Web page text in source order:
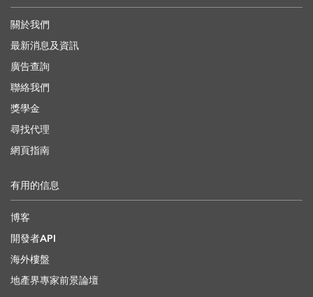
關於我們
最新消息及資訊
廣告查詢
聯絡我們
獎學金
尋找代理
網頁指南
有用的信息
博客
開發者API
海外樓盤
地產界專家前景論壇